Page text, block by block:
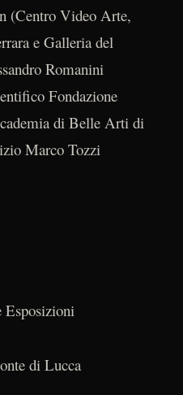
(Centro Video Arte,
e Galleria del
Romanini
Fondazione
di Belle Arti di
Marco Tozzi
di Lucca